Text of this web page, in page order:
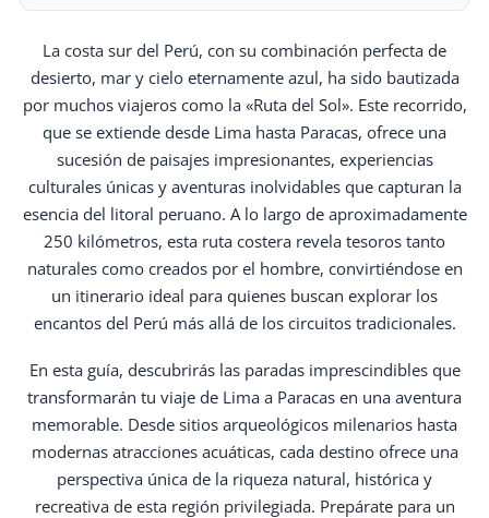
La costa sur del Perú, con su combinación perfecta de
desierto, mar y cielo eternamente azul, ha sido bautizada
por muchos viajeros como la «Ruta del Sol». Este recorrido,
que se extiende desde Lima hasta Paracas, ofrece una
sucesión de paisajes impresionantes, experiencias
culturales únicas y aventuras inolvidables que capturan la
esencia del litoral peruano. A lo largo de aproximadamente
250 kilómetros, esta ruta costera revela tesoros tanto
naturales como creados por el hombre, convirtiéndose en
un itinerario ideal para quienes buscan explorar los
encantos del Perú más allá de los circuitos tradicionales.
En esta guía, descubrirás las paradas imprescindibles que
transformarán tu viaje de Lima a Paracas en una aventura
memorable. Desde sitios arqueológicos milenarios hasta
modernas atracciones acuáticas, cada destino ofrece una
perspectiva única de la riqueza natural, histórica y
recreativa de esta región privilegiada. Prepárate para un